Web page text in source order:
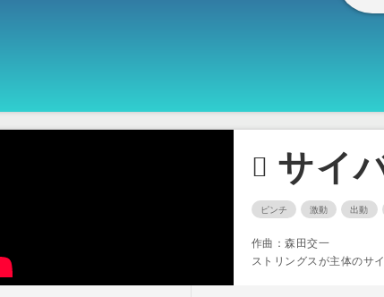
サイ
ピンチ 激動 出動
作曲：森田交一
ストリングスが主体のサ